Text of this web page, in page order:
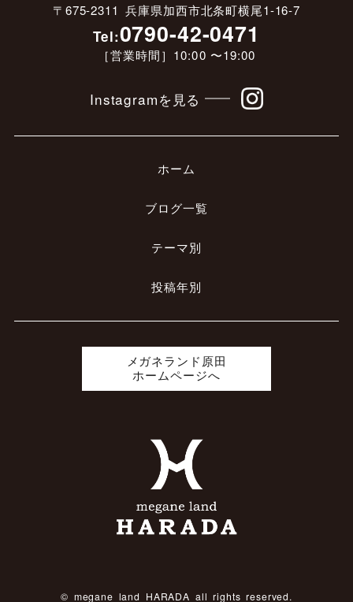
〒675-2311 兵庫県加西市北条町横尾1-16-7
Tel:0790-42-0471
［営業時間］10:00 〜19:00
Instagramを見る
ホーム
ブログ一覧
テーマ別
投稿年別
メガネランド原田
ホームページへ
© megane land HARADA all rights reserved.